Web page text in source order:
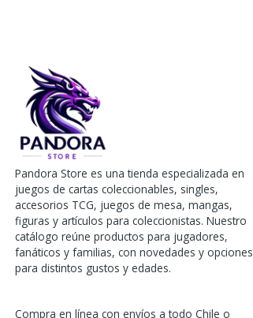
Pandora Store es una tienda especializada en
juegos de cartas coleccionables, singles,
accesorios TCG, juegos de mesa, mangas,
figuras y artículos para coleccionistas. Nuestro
catálogo reúne productos para jugadores,
fanáticos y familias, con novedades y opciones
para distintos gustos y edades.
Compra en línea con envíos a todo Chile o